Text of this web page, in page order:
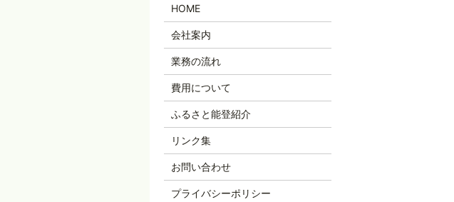
HOME
会社案内
業務の流れ
費用について
ふるさと能登紹介
リンク集
お問い合わせ
プライバシーポリシー